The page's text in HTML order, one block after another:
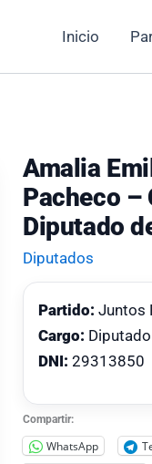
Inicio
Amalia
Pacheco –
Diputado
Diputados
Partido: Juntos
Cargo: Diputado
DNI: 29313850
Compartir:
WhatsApp